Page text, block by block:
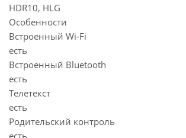
HDR10, HLG
Особенности
Встроенный Wi-Fi
есть
Встроенный Bluetooth
есть
Телетекст
есть
Родительский контроль
есть